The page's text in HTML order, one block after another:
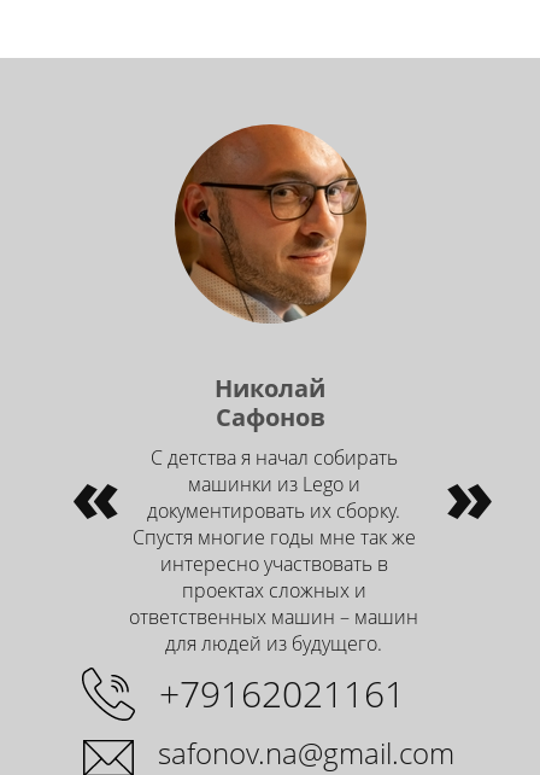
Николай
Сафонов
«
С детства я начал собирать
машинки из Lego и
документировать их сборку.
Спустя многие годы мне так же
интересно участвовать в
проектах сложных и
ответственных машин – машин
для людей из будущего.
»
+79162021161
safonov.na@gmail.com